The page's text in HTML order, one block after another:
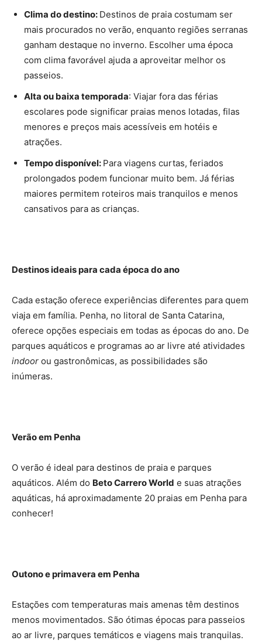
Clima do destino: Destinos de praia costumam ser
mais procurados no verão, enquanto regiões serranas
ganham destaque no inverno. Escolher uma época
com clima favorável ajuda a aproveitar melhor os
passeios.
Alta ou baixa temporada: Viajar fora das férias
escolares pode significar praias menos lotadas, filas
menores e preços mais acessíveis em hotéis e
atrações.
Tempo disponível: Para viagens curtas, feriados
prolongados podem funcionar muito bem. Já férias
maiores permitem roteiros mais tranquilos e menos
cansativos para as crianças.
Destinos ideais para cada época do ano
Cada estação oferece experiências diferentes para quem
viaja em família. Penha, no litoral de Santa Catarina,
oferece opções especiais em todas as épocas do ano. De
parques aquáticos e programas ao ar livre até atividades
indoor ou gastronômicas, as possibilidades são
inúmeras.
Verão em Penha
O verão é ideal para destinos de praia e parques
aquáticos. Além do Beto Carrero World e suas atrações
aquáticas, há aproximadamente 20 praias em Penha para
conhecer!
Outono e primavera em Penha
Estações com temperaturas mais amenas têm destinos
menos movimentados. São ótimas épocas para passeios
ao ar livre, parques temáticos e viagens mais tranquilas.